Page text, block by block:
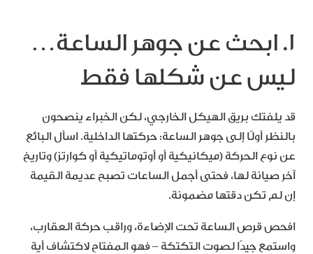
1. ابحث عن جوهر الساعة…
ليس عن شكلها فقط
قد يلفتك بريق الهيكل الخارجي، لكن الخبراء ينصحون
بالنظر أولًا إلى جوهر الساعة: حركتها الداخلية. اسأل البائع
عن نوع الحركة (ميكانيكية أو أوتوماتيكية أو كوارتز) وتاريخ
آخر صيانة لها، فحتى أجمل الساعات تصبح عديمة القيمة
إن لم تكن دقتها مضمونة.
افحص قرص الساعة تحت الإضاءة، وراقب حركة العقارب،
واستمع جيدًا لصوت التكتكة – فهو المفتاح لاكتشاف أية